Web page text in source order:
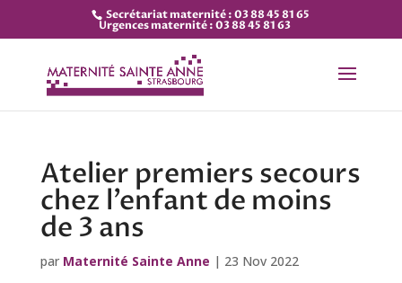
Secrétariat maternité : 03 88 45 81 65
Urgences maternité : 03 88 45 81 63
Atelier premiers secours
chez l’enfant de moins
de 3 ans
par Maternité Sainte Anne | 23 Nov 2022